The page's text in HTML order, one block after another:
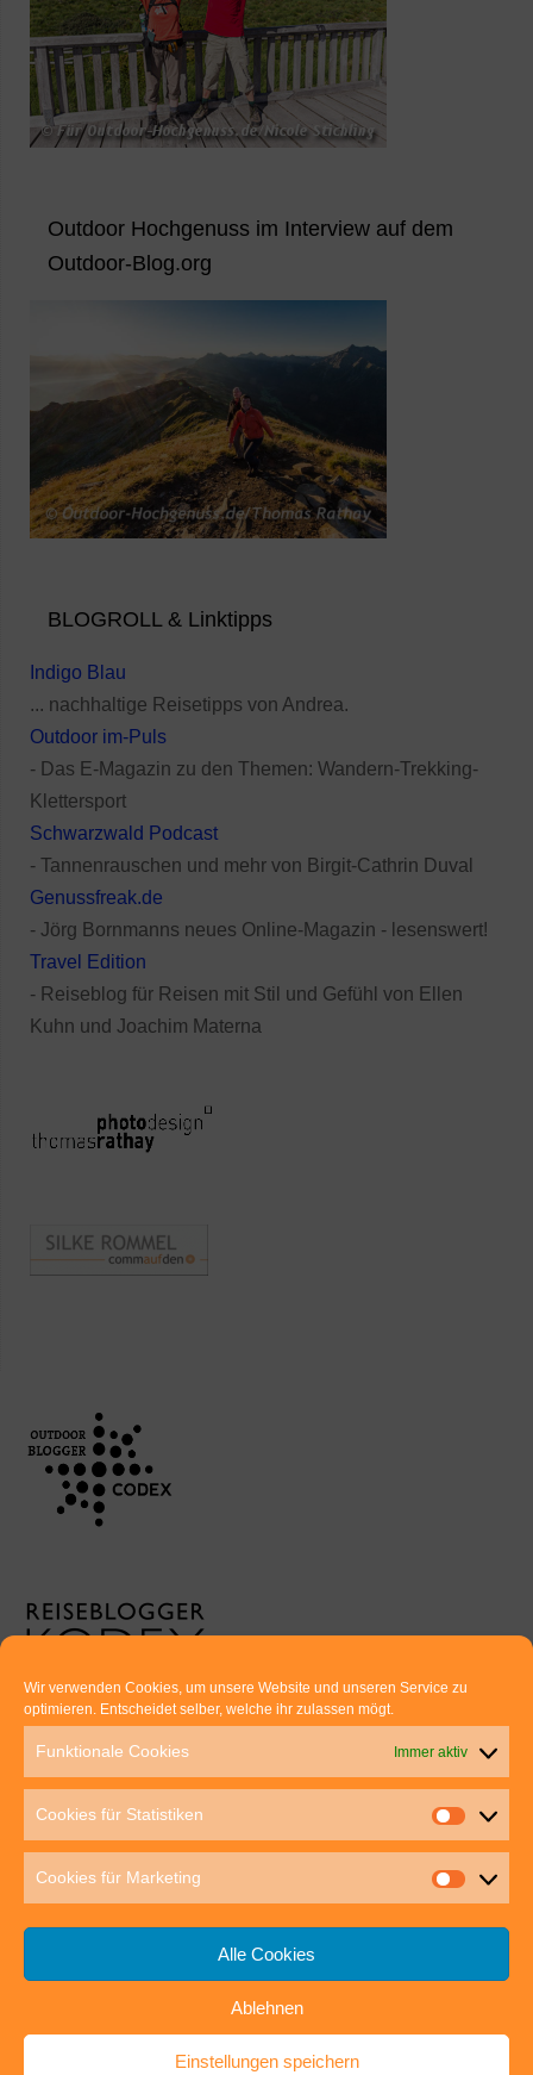
Wir verwenden Cookies, um unsere Website und unseren Service zu
optimieren. Entscheidet selber, welche ihr zulassen mögt.
Funktionale Cookies Immer aktiv
Cookies für Statistiken
Cookies für Marketing
Alle Cookies
Ablehnen
Einstellungen speichern
Outdoor Hochgenuss im Interview auf dem
Outdoor-Blog.org
BLOGROLL & Linktipps
Indigo Blau
... nachhaltige Reisetipps von Andrea.
Outdoor im-Puls
- Das E-Magazin zu den Themen: Wandern-Trekking-
Klettersport
Schwarzwald Podcast
- Tannenrauschen und mehr von Birgit-Cathrin Duval
Genussfreak.de
- Jörg Bornmanns neues Online-Magazin - lesenswert!
Travel Edition
- Reiseblog für Reisen mit Stil und Gefühl von Ellen
Kuhn und Joachim Materna
Euer direkter Draht zu uns:
Thomas Rathay und Silke Rommel
70563 Stuttgart
post@outdoor-hochgenuss.de
IMPRESSUM DATENSCHUTZ